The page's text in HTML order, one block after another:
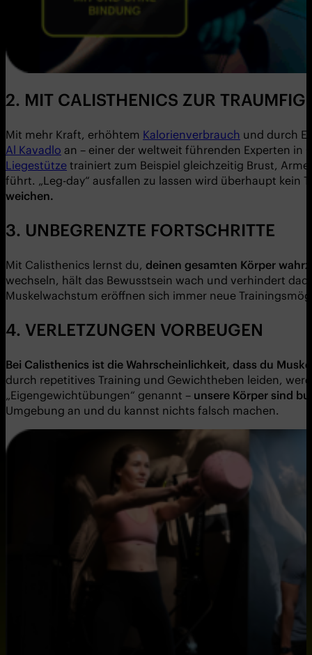
2. MIT CALISTHENICS ZUR
Mit mehr Kraft, erhöhtem Kalorienverbrauch und durch
Al Kavadlo an – einer der weltweit führenden Experten
Liegestütze trainiert zum Beispiel gleichzeitig Brust,
führt. „Leg-day“ ausfallen zu lassen wird überhaupt kein
weichen.
3. UNBEGRENZTE FORTSCHRITTE
Mit Calisthenics lernst du, deinen gesamten Körper
wechseln, hält das Bewusstsein wach und verhindert
Muskelwachstum eröffnen sich immer neue
4. VERLETZUNGEN VORBEUGEN
Bei Calisthenics ist die Wahrscheinlichkeit, dass du
durch repetitives Training und Gewichtheben leiden,
„Eigengewichtübungen“ genannt – unsere Körper sind
Umgebung an und du kannst nichts falsch machen.